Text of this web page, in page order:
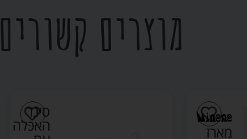
מוצרים קשורים
מארז
סינר
האכלה